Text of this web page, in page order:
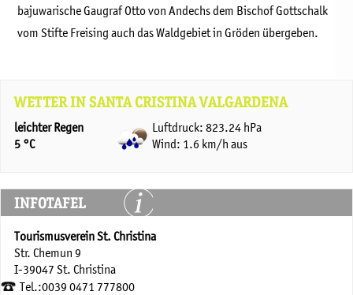
bajuwarische Gaugraf Otto von Andechs dem Bischof Gottschalk
vom Stifte Freising auch das Waldgebiet in Gröden übergeben.
WETTER IN SANTA CRISTINA VALGARDENA
leichter Regen
5 °C
Luftdruck: 823.24 hPa
Wind: 1.6 km/h aus
INFOTAFEL
Tourismusverein St. Christina
Str. Chemun 9
I-39047 St. Christina
Tel.:0039 0471 777800